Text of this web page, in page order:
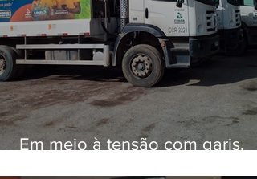
Em meio à tensão com garis,